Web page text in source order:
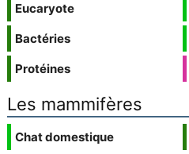
Eucaryote
Bactéries
Protéines
Les mammifères
Chat domestique